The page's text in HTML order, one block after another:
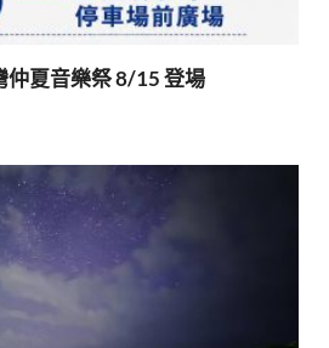
夏音樂祭 8/15 登場